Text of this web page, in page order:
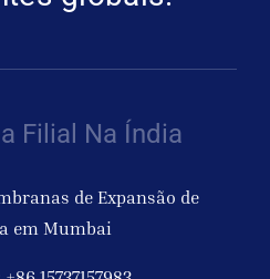
Filial Na Índia
de Expansão de
em Mumbai